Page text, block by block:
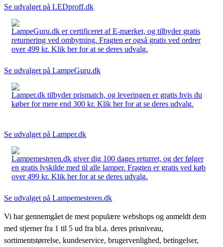
Se udvalget på LEDproff.dk
LampeGuru.dk er certificeret af E-mærket, og tilbyder gratis
returnering ved ombytning. Fragten er også gratis ved ordrer
over 499 kr. Klik her for at se deres udvalg.
Se udvalget på LampeGuru.dk
Lamper.dk tilbyder prismatch, og leveringen er gratis hvis du
køber for mere end 300 kr. Klik her for at se deres udvalg.
Se udvalget på Lamper.dk
Lampemesteren.dk giver dig 100 dages returret, og der følger
en gratis lyskilde med til alle lamper. Fragten er gratis ved køb
over 499 kr. Klik her for at se deres udvalg.
Se udvalget på Lampemesteren.dk
Vi har gennemgået de mest populære webshops og anmeldt dem
med stjerner fra 1 til 5 ud fra bl.a. deres prisniveau,
sortimentstørrelse, kundeservice, brugervenlighed, betingelser,